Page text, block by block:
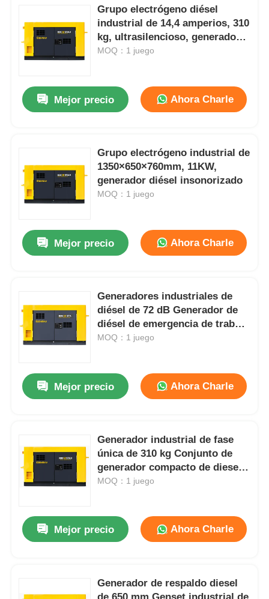
Inicio
Videos
Visita a la fábrica
Control de Calidad
Contacto
noticias
Solicitar una cotización
Grupo electrógeno diésel
industrial de 14,4 amperios, 310
kg, ultrasilencioso, generador
de 10 kW, trifásico
MOQ：1 juego
Mejor precio Ahora Charle
Grupo electrógeno industrial de
1350×650×760mm, 11KW,
generador diésel insonorizado
MOQ：1 juego
Mejor precio Ahora Charle
Generadores industriales de
diésel de 72 dB Generador de
diésel de emergencia de trabajo
pesado ODM
MOQ：1 juego
Mejor precio Ahora Charle
Generador industrial de fase
única de 310 kg Conjunto de
generador compacto de diesel
de 3000 rmin
MOQ：1 juego
Mejor precio Ahora Charle
Generador de respaldo diesel
de 650 mm Genset industrial de